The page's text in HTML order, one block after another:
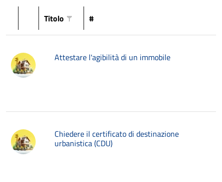
Titolo #
Attestare l'agibilità di un immobile
Chiedere il certificato di destinazione
urbanistica (CDU)